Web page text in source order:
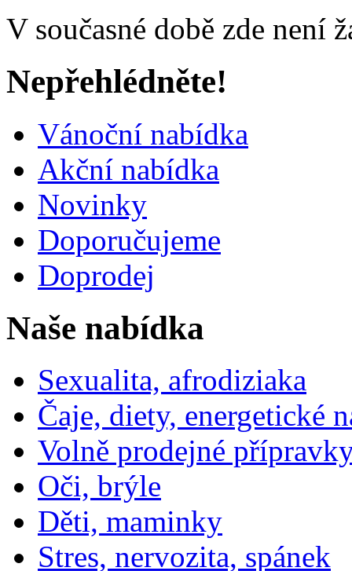
V současné době zde není
Nepřehlédněte!
Vánoční nabídka
Akční nabídka
Novinky
Doporučujeme
Doprodej
Naše nabídka
Sexualita, afrodiziaka
Čaje, diety, energetické
Volně prodejné
Oči, brýle
Děti, maminky
Stres, nervozita, spánek